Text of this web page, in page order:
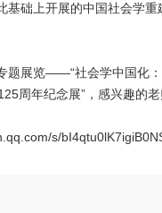
基础上开展的中国社会学重
题展览——“社会学中国化
周年纪念展”，感兴趣的
s/